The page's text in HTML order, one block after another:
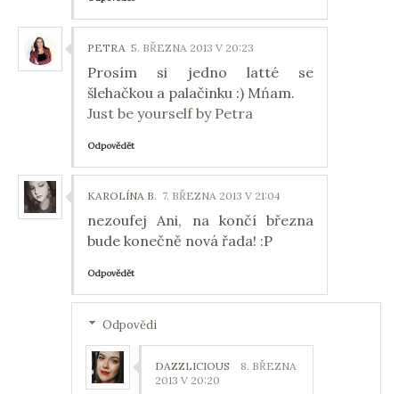
PETRA 5. BŘEZNA 2013 V 20:23
Prosím si jedno latté se
šlehačkou a palačinku :) Mńam.
Just be yourself by Petra
Odpovědět
KAROLÍNA B. 7. BŘEZNA 2013 V 21:04
nezoufej Ani, na končí března
bude konečně nová řada! :P
Odpovědět
Odpovědi
DAZZLICIOUS
8. BŘEZNA
2013 V 20:20